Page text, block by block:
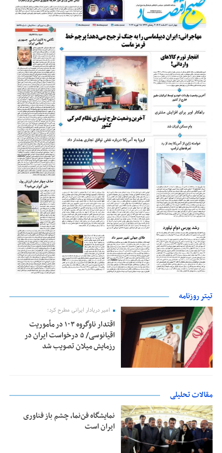
تیتر روزنامه
امیر دریادار ایرانی مطرح کرد؛
اقتدار ناوگروه ۱۰۳ در مأموریت‌
اقیانوسی/ ۵ درخواست ایران در
رزمایش میلان تصویب شد
مقالات تحلیلی
نمایشگاه فن‌نما، چشم باز فناوری
ایران است